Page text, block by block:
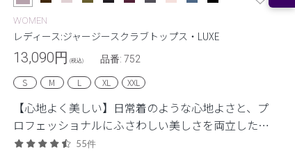
WOMEN
レディース:ジャージースクラブトップス・LUXE
13,090円 (税込) 品番: 752
S M L XL XXL
【心地よく美しい】日常着のような心地よさと、プ
ロフェッショナルにふさわしい美しさを両立した定
番シリーズ。55件